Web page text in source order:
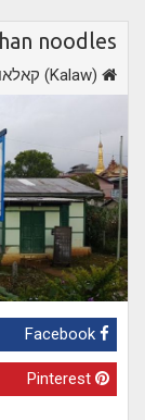
noodles
,קאלאו (Kalaw)